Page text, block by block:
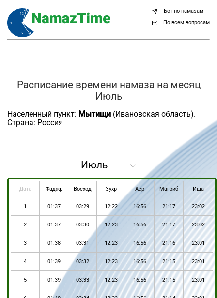
Бот по намазам
По всем вопросам
Расписание времени намаза на месяц
Июль
Населенный пункт: Мытищи (Ивановская область).
Страна: Россия
Дата Фаджр Восход Зухр Аср Магриб Иша
1 01:37 03:29 12:22 16:56 21:17 23:02
2 01:37 03:30 12:23 16:56 21:17 23:02
3 01:38 03:31 12:23 16:56 21:16 23:01
4 01:39 03:32 12:23 16:56 21:15 23:01
5 01:39 03:33 12:23 16:56 21:15 23:01